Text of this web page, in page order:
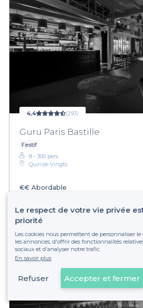
4,4 (293)
Guru Paris Bastille
Festif
8 - 300 pers.
Quinze-Vingts
€€ Abordable
Voir sur la carte
Le respect de votre vie privée
priorité
Les cookies nous permettent de personnaliser
les annonces, d'offrir des fonctionnalités
sociaux et d'analyser notre trafic.
En savoir plus
Refuser Accepter et fermer